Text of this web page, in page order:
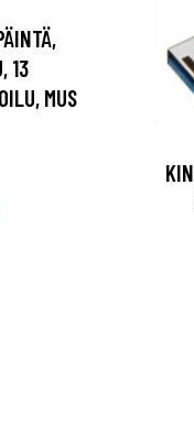
13
MUS